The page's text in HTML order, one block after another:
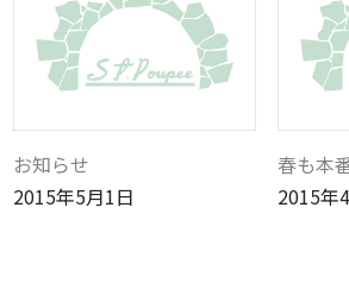
お知らせ
2015年5月1日
春も本
2015年